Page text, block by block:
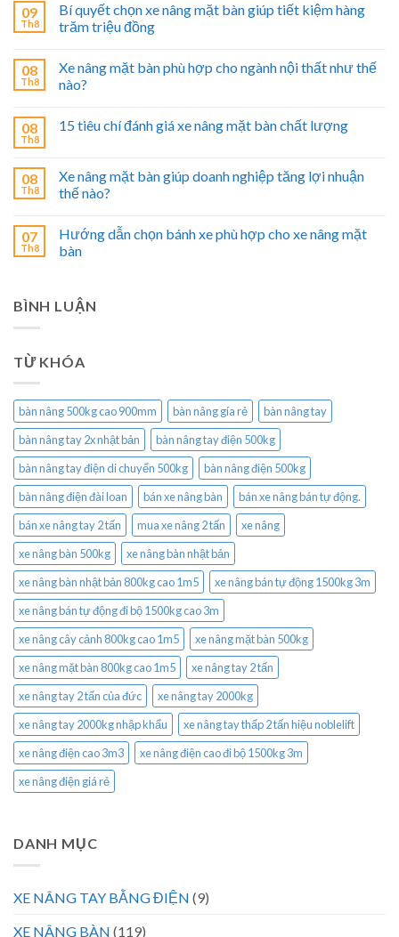
09
Th8
Bí quyết chọn xe nâng mặt bàn giúp tiết kiệm hàng
trăm triệu đồng
08
Th8
Xe nâng mặt bàn phù hợp cho ngành nội thất như thế
nào?
08
Th8
15 tiêu chí đánh giá xe nâng mặt bàn chất lượng
08
Th8
Xe nâng mặt bàn giúp doanh nghiệp tăng lợi nhuận
thế nào?
07
Th8
Hướng dẫn chọn bánh xe phù hợp cho xe nâng mặt
bàn
BÌNH LUẬN
TỪ KHÓA
bàn nâng 500kg cao 900mm bàn nâng gía rẻ
bàn nâng tay
bàn nâng tay 2x nhật bản
bàn nâng tay điện 500kg
bàn nâng tay điện di chuyển 500kg
bàn nâng điện 500kg
bàn nâng điện đài loan
bán xe nâng bàn
bán xe nâng bán tự động.
bán xe nâng tay 2 tấn
mua xe nâng 2 tấn
xe nâng
xe nâng bàn 500kg
xe nâng bàn nhật bản
xe nâng bàn nhật bản 800kg cao 1m5
xe nâng bán tự động 1500kg 3m
xe nâng bán tự động đi bộ 1500kg cao 3m
xe nâng cây cảnh 800kg cao 1m5
xe nâng mặt bàn 500kg
xe nâng mặt bàn 800kg cao 1m5
xe nâng tay 2 tấn
xe nâng tay 2 tấn của đức
xe nâng tay 2000kg
xe nâng tay 2000kg nhập khẩu
xe nâng tay thấp 2 tấn hiệu noblelift
xe nâng điện cao 3m3
xe nâng điện cao đi bộ 1500kg 3m
xe nâng điện giá rẻ
DANH MỤC
XE NÂNG TAY BẰNG ĐIỆN (9)
XE NÂNG BÀN (119)